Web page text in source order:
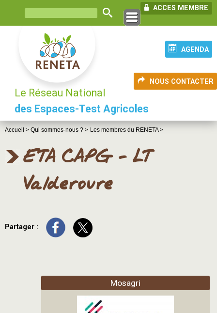
ACCES MEMBRE
AGENDA
NOUS CONTACTER
Le Réseau National
des Espaces-Test Agricoles
Accueil > Qui sommes-nous ? > Les membres du RENETA >
ETA CAPG - LT
Valderoure
Partager :
Mosagri